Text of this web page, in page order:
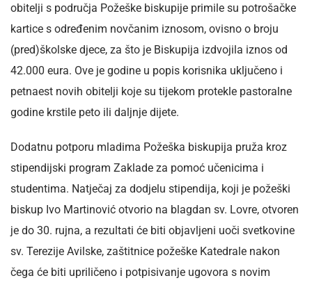
obitelji s područja Požeške biskupije primile su potrošačke
kartice s određenim novčanim iznosom, ovisno o broju
(pred)školske djece, za što je Biskupija izdvojila iznos od
42.000 eura. Ove je godine u popis korisnika uključeno i
petnaest novih obitelji koje su tijekom protekle pastoralne
godine krstile peto ili daljnje dijete.
Dodatnu potporu mladima Požeška biskupija pruža kroz
stipendijski program Zaklade za pomoć učenicima i
studentima. Natječaj za dodjelu stipendija, koji je požeški
biskup Ivo Martinović otvorio na blagdan sv. Lovre, otvoren
je do 30. rujna, a rezultati će biti objavljeni uoči svetkovine
sv. Terezije Avilske, zaštitnice požeške Katedrale nakon
čega će biti upriličeno i potpisivanje ugovora s novim